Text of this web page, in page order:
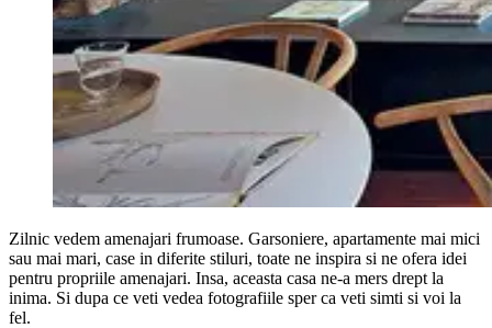
Zilnic vedem amenajari frumoase. Garsoniere, apartamente mai mici
sau mai mari, case in diferite stiluri, toate ne inspira si ne ofera idei
pentru propriile amenajari. Insa, aceasta casa ne-a mers drept la
inima. Si dupa ce veti vedea fotografiile sper ca veti simti si voi la
fel.